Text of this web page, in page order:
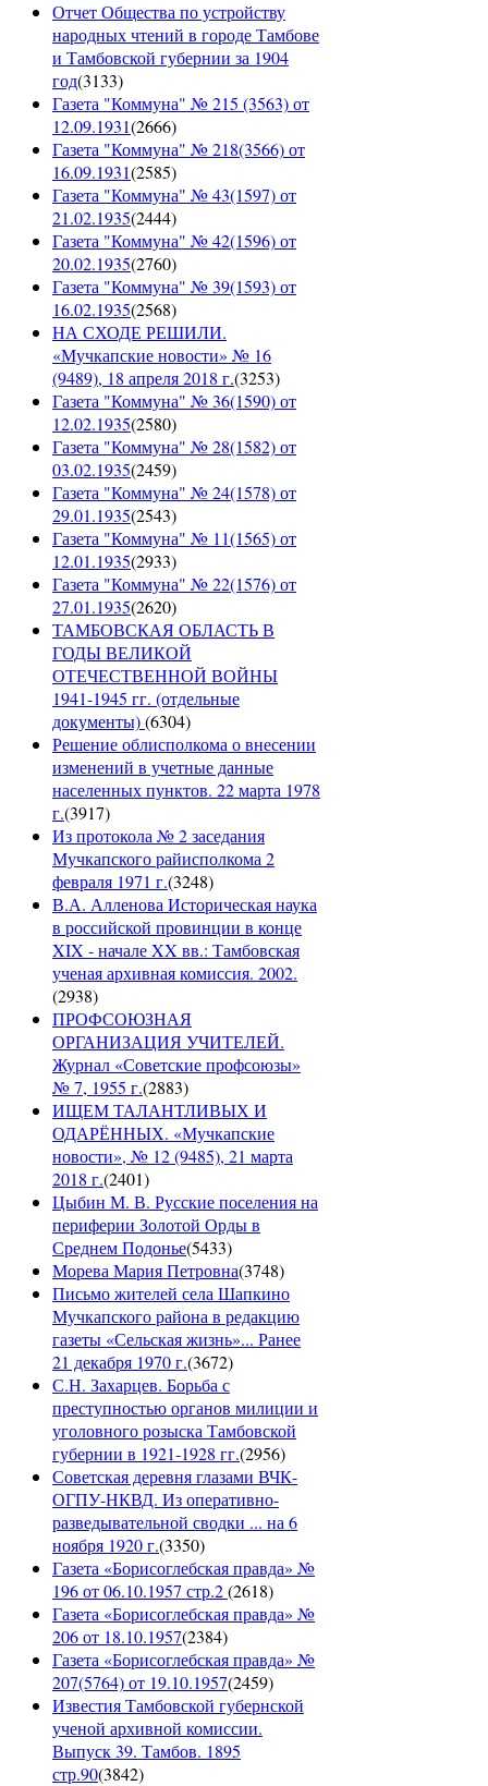
Отчет Общества по устройству
народных чтений в городе Тамбове
и Тамбовской губернии за 1904
год(3133)
Газета "Коммуна" № 215 (3563) от
12.09.1931(2666)
Газета "Коммуна" № 218(3566) от
16.09.1931(2585)
Газета "Коммуна" № 43(1597) от
21.02.1935(2444)
Газета "Коммуна" № 42(1596) от
20.02.1935(2760)
Газета "Коммуна" № 39(1593) от
16.02.1935(2568)
НА СХОДЕ РЕШИЛИ.
«Мучкапские новости» № 16
(9489), 18 апреля 2018 г.(3253)
Газета "Коммуна" № 36(1590) от
12.02.1935(2580)
Газета "Коммуна" № 28(1582) от
03.02.1935(2459)
Газета "Коммуна" № 24(1578) от
29.01.1935(2543)
Газета "Коммуна" № 11(1565) от
12.01.1935(2933)
Газета "Коммуна" № 22(1576) от
27.01.1935(2620)
ТАМБОВСКАЯ ОБЛАСТЬ В
ГОДЫ ВЕЛИКОЙ
ОТЕЧЕСТВЕННОЙ ВОЙНЫ
1941-1945 гг. (отдельные
документы)(6304)
Решение облисполкома о внесении
изменений в учетные данные
населенных пунктов. 22 марта 1978
г.(3917)
Из протокола № 2 заседания
Мучкапского райисполкома 2
февраля 1971 г.(3248)
В.А. Алленова Историческая наука
в российской провинции в конце
XIX - начале XX вв.: Тамбовская
ученая архивная комиссия. 2002.
(2938)
ПРОФСОЮЗНАЯ
ОРГАНИЗАЦИЯ УЧИТЕЛЕЙ.
Журнал «Советские профсоюзы»
№ 7, 1955 г.(2883)
ИЩЕМ ТАЛАНТЛИВЫХ И
ОДАРЁННЫХ. «Мучкапские
новости», № 12 (9485), 21 марта
2018 г.(2401)
Цыбин М. В. Русские поселения на
периферии Золотой Орды в
Среднем Подонье(5433)
Морева Мария Петровна(3748)
Письмо жителей села Шапкино
Мучкапского района в редакцию
газеты «Сельская жизнь»... Ранее
21 декабря 1970 г.(3672)
С.Н. Захарцев. Борьба с
преступностью органов милиции и
уголовного розыска Тамбовской
губернии в 1921-1928 гг.(2956)
Советская деревня глазами ВЧК-
ОГПУ-НКВД. Из оперативно-
разведывательной сводки ... на 6
ноября 1920 г.(3350)
Газета «Борисоглебская правда» №
196 от 06.10.1957 стр.2(2618)
Газета «Борисоглебская правда» №
206 от 18.10.1957(2384)
Газета «Борисоглебская правда» №
207(5764) от 19.10.1957(2459)
Известия Тамбовской губернской
ученой архивной комиссии.
Выпуск 39. Тамбов. 1895
стр.90(3842)